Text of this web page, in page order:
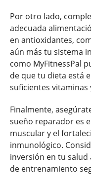
Por otro lado,
adecuada
en antioxidantes,
aún más tu sistema
como MyFitnessPal
de que tu dieta está
suficientes vitaminas
Finalmente,
sueño reparador es
muscular y el
inmunológico.
inversión en tu
de entrenamiento